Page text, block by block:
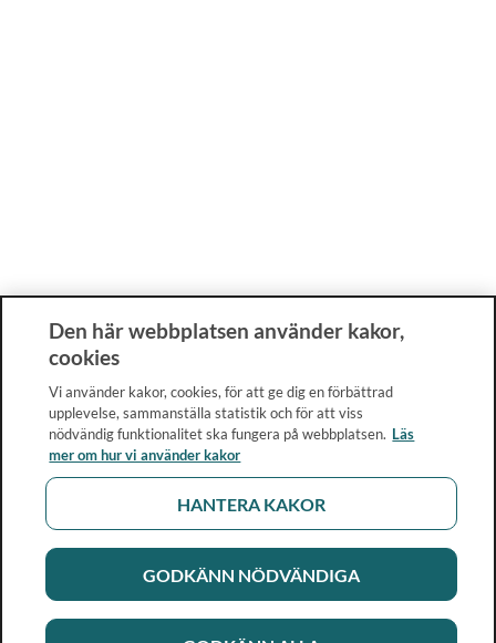
Den här webbplatsen använder kakor,
cookies
Vi använder kakor, cookies, för att ge dig en förbättrad
upplevelse, sammanställa statistik och för att viss
nödvändig funktionalitet ska fungera på webbplatsen. Läs
mer om hur vi använder kakor
HANTERA KAKOR
GODKÄNN NÖDVÄNDIGA